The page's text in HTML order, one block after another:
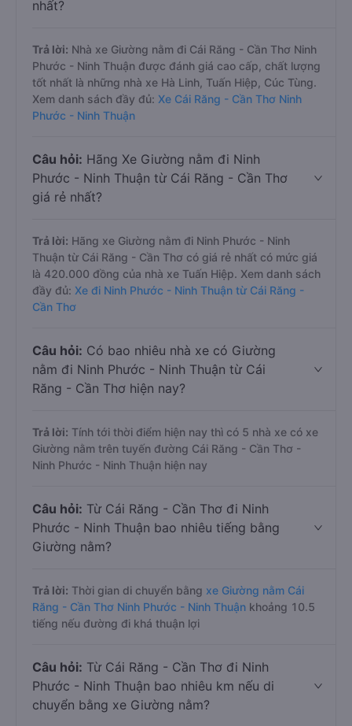
nhất?
Trả lời: Nhà xe Giường nằm đi Cái Răng - Cần Thơ Ninh
Phước - Ninh Thuận được đánh giá cao cấp, chất lượng
tốt nhất là những nhà xe Hà Linh, Tuấn Hiệp, Cúc Tùng.
Xem danh sách đầy đủ: Xe Cái Răng - Cần Thơ Ninh
Phước - Ninh Thuận
Câu hỏi: Hãng Xe Giường nằm đi Ninh
Phước - Ninh Thuận từ Cái Răng - Cần Thơ
giá rẻ nhất?
Trả lời: Hãng xe Giường nằm đi Ninh Phước - Ninh
Thuận từ Cái Răng - Cần Thơ có giá rẻ nhất có mức giá
là 420.000 đồng của nhà xe Tuấn Hiệp. Xem danh sách
đầy đủ: Xe đi Ninh Phước - Ninh Thuận từ Cái Răng -
Cần Thơ
Câu hỏi: Có bao nhiêu nhà xe có Giường
nằm đi Ninh Phước - Ninh Thuận từ Cái
Răng - Cần Thơ hiện nay?
Trả lời: Tính tới thời điểm hiện nay thì có 5 nhà xe có xe
Giường nằm trên tuyến đường Cái Răng - Cần Thơ -
Ninh Phước - Ninh Thuận hiện nay
Câu hỏi: Từ Cái Răng - Cần Thơ đi Ninh
Phước - Ninh Thuận bao nhiêu tiếng bằng
Giường nằm?
Trả lời: Thời gian di chuyển bằng xe Giường nằm Cái
Răng - Cần Thơ Ninh Phước - Ninh Thuận khoảng 10.5
tiếng nếu đường đi khá thuận lợi
Câu hỏi: Từ Cái Răng - Cần Thơ đi Ninh
Phước - Ninh Thuận bao nhiêu km nếu di
chuyển bằng xe Giường nằm?